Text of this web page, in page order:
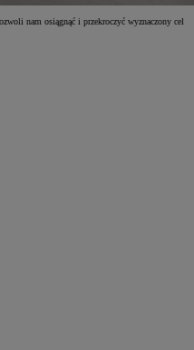
nam osiągnąć i przekroczyć wyznaczony cel